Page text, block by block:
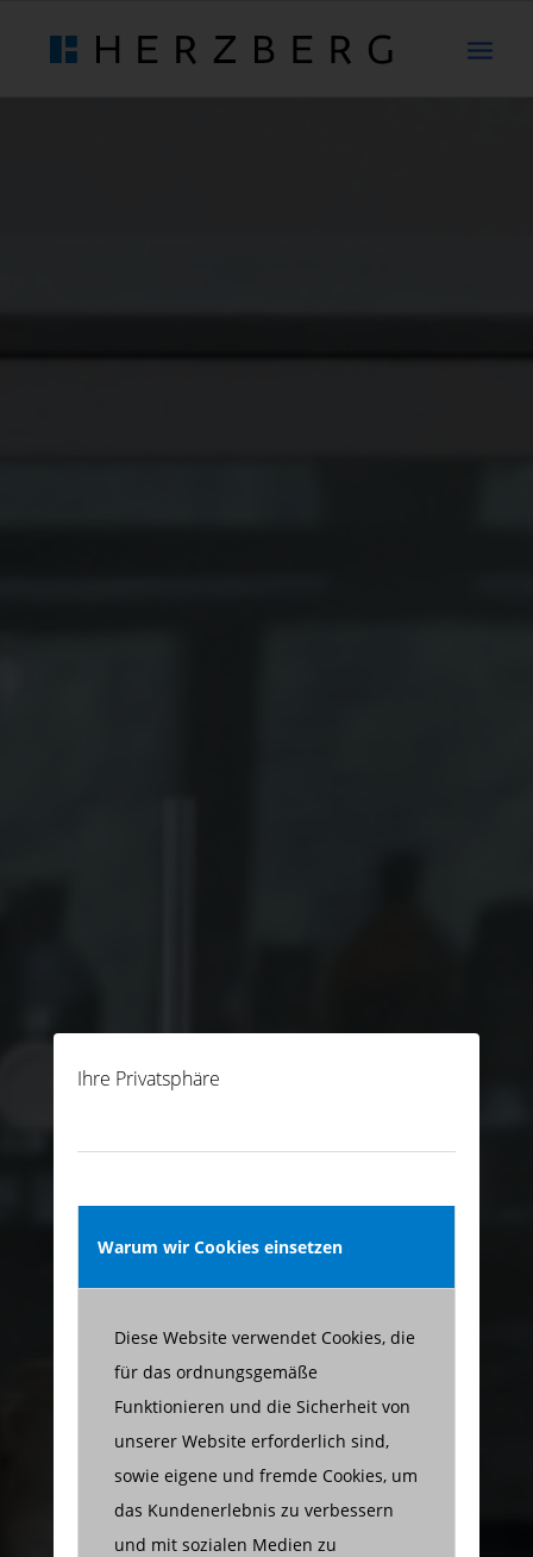
Ihre Privatsphäre
Warum wir Cookies einsetzen
Diese Website verwendet Cookies, die
für das ordnungsgemäße
Funktionieren und die Sicherheit von
unserer Website erforderlich sind,
sowie eigene und fremde Cookies, um
das Kundenerlebnis zu verbessern
und mit sozialen Medien zu